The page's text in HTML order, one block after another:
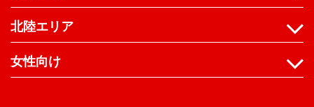
北陸エリア
女性向け